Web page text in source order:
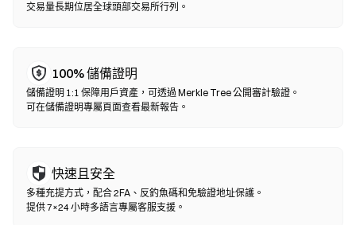
交易量長期位居全球頭部交易所行列。
100% 儲備證明
儲備證明 1:1 保障用戶資產，可透過 Merkle Tree 公開審計驗證。
可在儲備證明專屬頁面查看最新報告。
快速且安全
多種充提方式，配合 2FA、反釣魚碼和免驗證地址保護。
提供 7×24 小時多語言專屬客服支援。